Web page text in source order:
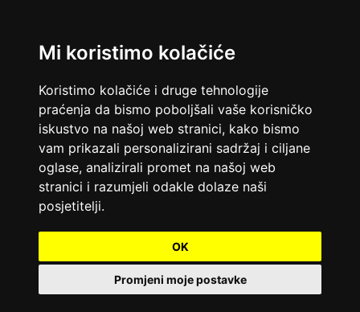
Mi koristimo kolačiće
Koristimo kolačiće i druge tehnologije
praćenja da bismo poboljšali vaše korisničko
iskustvo na našoj web stranici, kako bismo
vam prikazali personalizirani sadržaj i ciljane
oglase, analizirali promet na našoj web
stranici i razumjeli odakle dolaze naši
posjetitelji.
OK
Promjeni moje postavke